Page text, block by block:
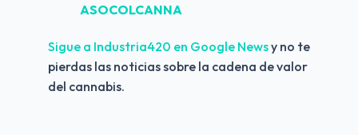
ASOCOLCANNA
Sigue a Industria420 en Google News y no te
pierdas las noticias sobre la cadena de valor
del cannabis.